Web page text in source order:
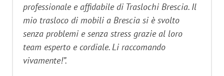
professionale e affidabile di Traslochi Brescia. Il
mio trasloco di mobili a Brescia si è svolto
senza problemi e senza stress grazie al loro
team esperto e cordiale. Li raccomando
vivamente!”.